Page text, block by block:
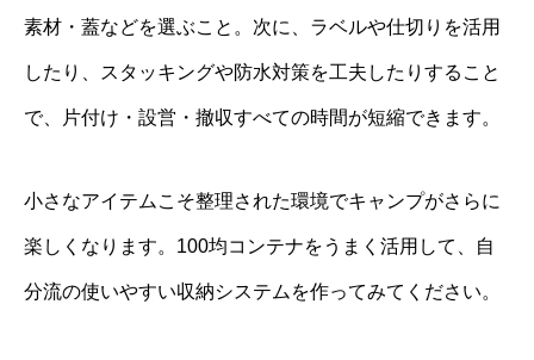
素材・蓋などを選ぶこと。次に、ラベルや仕切りを活用
したり、スタッキングや防水対策を工夫したりすること
で、片付け・設営・撤収すべての時間が短縮できます。
小さなアイテムこそ整理された環境でキャンプがさらに
楽しくなります。100均コンテナをうまく活用して、自
分流の使いやすい収納システムを作ってみてください。